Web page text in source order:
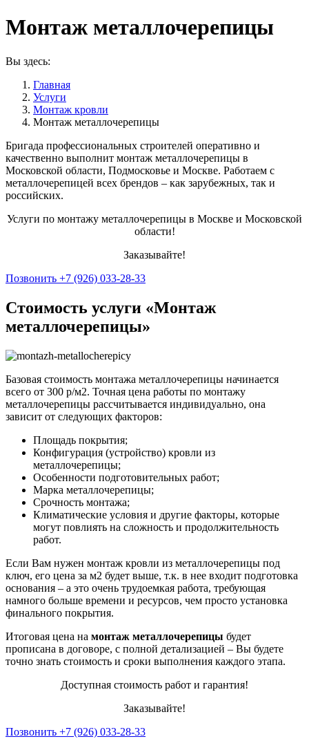
Монтаж металлочерепицы
Вы здесь:
Главная
Услуги
Монтаж кровли
Монтаж металлочерепицы
Бригада профессиональных строителей оперативно и
качественно выполнит монтаж металлочерепицы в
Московской области, Подмосковье и Москве. Работаем с
металлочерепицей всех брендов – как зарубежных, так и
российских.
Услуги по монтажу металлочерепицы в Москве и Московской
области!
Заказывайте!
Позвонить +7 (926) 033-28-33
Стоимость услуги «Монтаж
металлочерепицы»
Базовая стоимость монтажа металлочерепицы начинается
всего от 300 р/м2. Точная цена работы по монтажу
металлочерепицы рассчитывается индивидуально, она
зависит от следующих факторов:
Площадь покрытия;
Конфигурация (устройство) кровли из
металлочерепицы;
Особенности подготовительных работ;
Марка металлочерепицы;
Срочность монтажа;
Климатические условия и другие факторы, которые
могут повлиять на сложность и продолжительность
работ.
Если Вам нужен монтаж кровли из металлочерепицы под
ключ, его цена за м2 будет выше, т.к. в нее входит подготовка
основания – а это очень трудоемкая работа, требующая
намного больше времени и ресурсов, чем просто установка
финального покрытия.
Итоговая цена на монтаж металлочерепицы будет
прописана в договоре, с полной детализацией – Вы будете
точно знать стоимость и сроки выполнения каждого этапа.
Доступная стоимость работ и гарантия!
Заказывайте!
Позвонить +7 (926) 033-28-33